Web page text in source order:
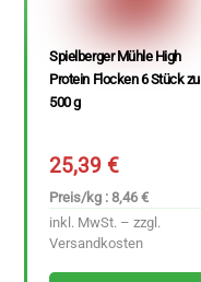
Spielberger Mühle High
Protein Flocken 6 Stück zu
500 g
25,39€
Preis/kg : 8,46 €
inkl. MwSt. – zzgl.
Versandkosten